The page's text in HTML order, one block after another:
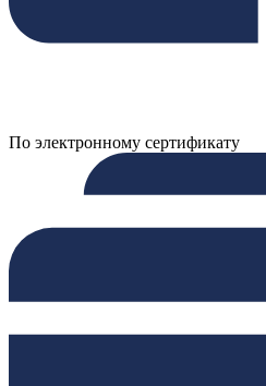
По электронному сертификату